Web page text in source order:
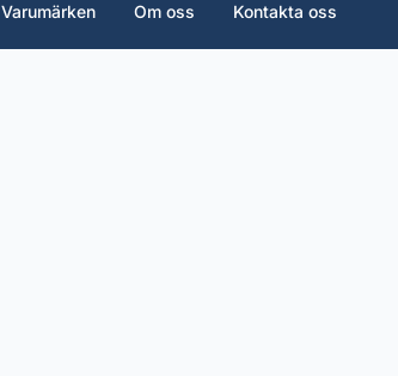
Varumärken Om oss Kontakta oss